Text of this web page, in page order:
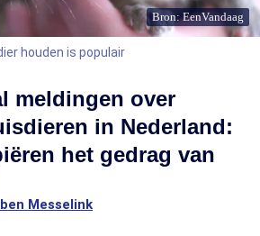
Bron: EenVandaag
houden is populair
meldingen over
in Nederland:
het gedrag van
Messelink